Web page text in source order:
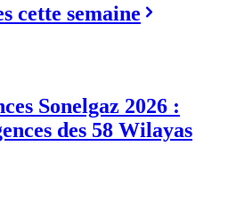
cette semaine
Sonelgaz 2026 :
des 58 Wilayas